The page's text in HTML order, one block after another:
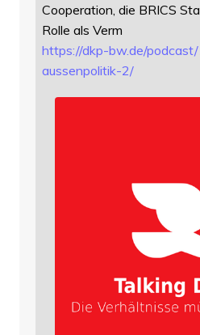
Cooperation, die BRICS
Rolle als Verm
https://dkp-bw.de/
aussenpolitik-2/